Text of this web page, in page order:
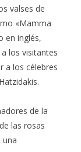
valses de
«Mamma
en inglés,
los visitantes
a los célebres
de la
las rosas
una